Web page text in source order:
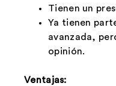
Tienen un
Ya tienen
avanzada,
opinión.
Ventajas: